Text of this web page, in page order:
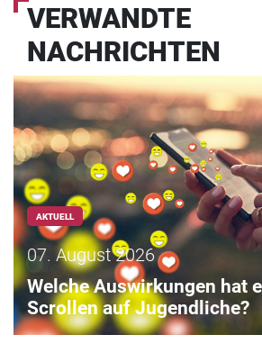
VERWANDTE
NACHRICHTEN
AKTUELL
07. August 2026
Welche Auswirkungen hat
Scrollen auf Jugendliche?